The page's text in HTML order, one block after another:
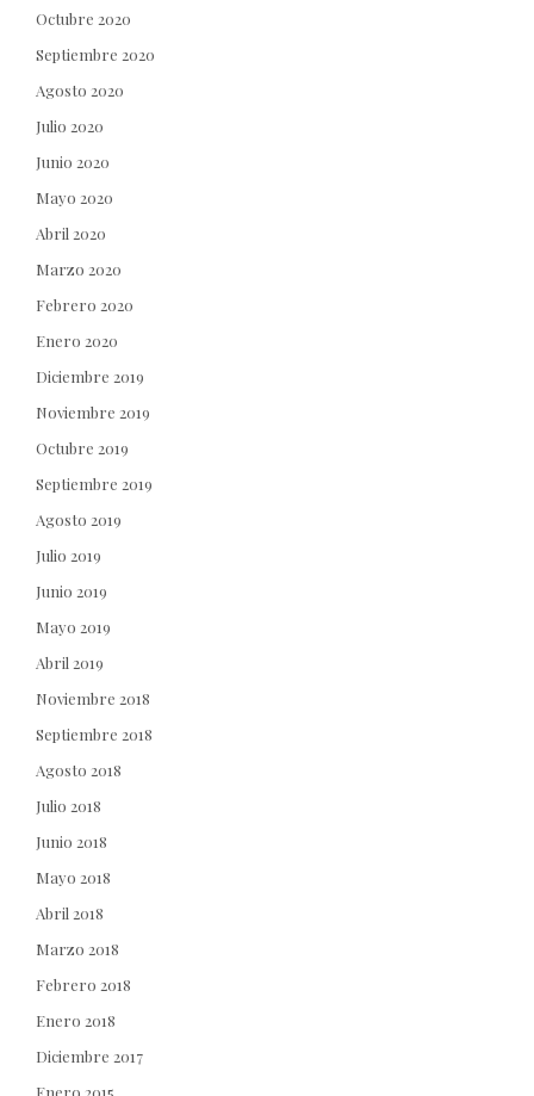
Octubre 2020
Septiembre 2020
Agosto 2020
Julio 2020
Junio 2020
Mayo 2020
Abril 2020
Marzo 2020
Febrero 2020
Enero 2020
Diciembre 2019
Noviembre 2019
Octubre 2019
Septiembre 2019
Agosto 2019
Julio 2019
Junio 2019
Mayo 2019
Abril 2019
Noviembre 2018
Septiembre 2018
Agosto 2018
Julio 2018
Junio 2018
Mayo 2018
Abril 2018
Marzo 2018
Febrero 2018
Enero 2018
Diciembre 2017
Enero 2015